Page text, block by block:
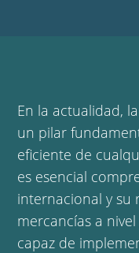
En la actualidad,
un pilar
eficiente de
es esencial
internacional y su
mercancías a
capaz de